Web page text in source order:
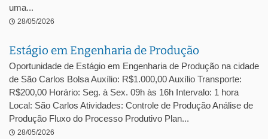
uma...
28/05/2026
Estágio em Engenharia de Produção
Oportunidade de Estágio em Engenharia de Produção na cidade
de São Carlos Bolsa Auxílio: R$1.000,00 Auxílio Transporte:
R$200,00 Horário: Seg. à Sex. 09h às 16h Intervalo: 1 hora
Local: São Carlos Atividades: Controle de Produção Análise de
Produção Fluxo do Processo Produtivo Plan...
28/05/2026